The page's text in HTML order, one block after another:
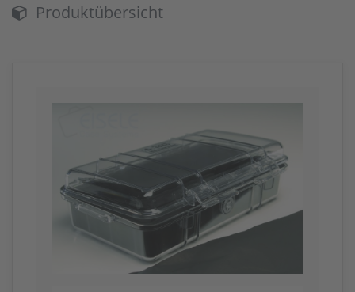
Produktübersicht